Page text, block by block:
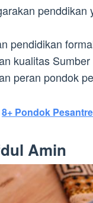
penddikan
pendidikan
kualitas
peran pondok
8+ Pondok
Amin